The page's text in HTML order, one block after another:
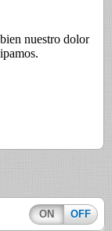
ON OFF